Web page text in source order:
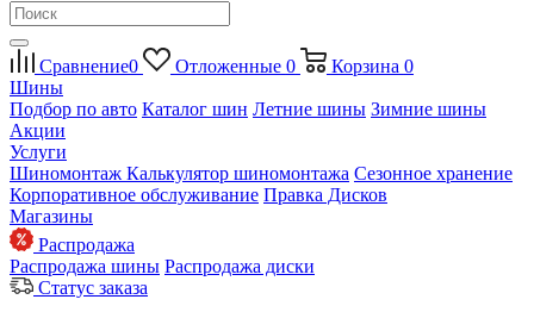
Сравнение0 Отложенные 0 Корзина 0
Шины
Подбор по авто Каталог шин Летние шины Зимние шины
Акции
Услуги
Шиномонтаж Калькулятор шиномонтажа Сезонное хранение
Корпоративное обслуживание Правка Дисков
Магазины
Распродажа
Распродажа шины Распродажа диски
Статус заказа